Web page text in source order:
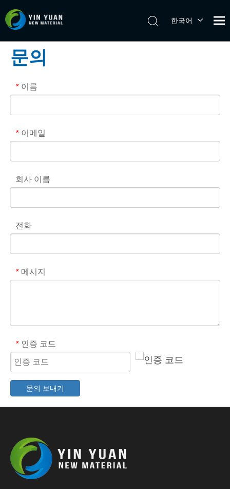
한국어
English
문의
* 이름
* 이메일
회사 이름
전화
* 메시지
* 인증 코드
문의 보내기